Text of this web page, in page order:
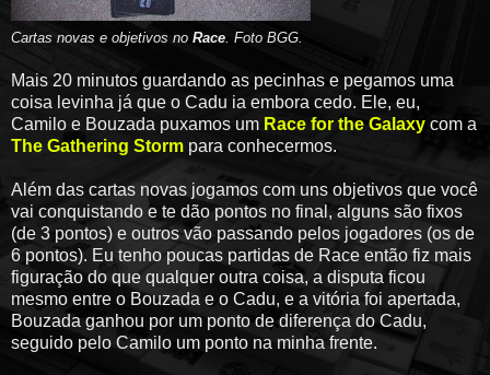
Cartas novas e objetivos no Race . Foto BGG.
Mais 20 minutos guardando as pecinhas e pegamos uma
coisa levinha já que o Cadu ia embora cedo. Ele, eu,
Camilo e Bouzada puxamos um Race for the Galaxy com a
The Gathering Storm para conhecermos.
Além das cartas novas jogamos com uns objetivos que você
vai conquistando e te dão pontos no final, alguns são fixos
(de 3 pontos) e outros vão passando pelos jogadores (os de
6 pontos). Eu tenho poucas partidas de Race então fiz mais
figuração do que qualquer outra coisa, a disputa ficou
mesmo entre o Bouzada e o Cadu, e a vitória foi apertada,
Bouzada ganhou por um ponto de diferença do Cadu,
seguido pelo Camilo um ponto na minha frente.